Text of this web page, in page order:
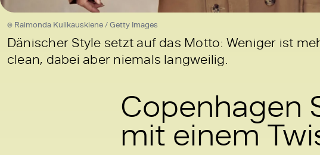
© Raimonda Kulikauskiene / Getty Images
Dänischer Style setzt auf das Motto: Weniger ist
clean, dabei aber niemals langweilig.
Copenhagen
mit einem